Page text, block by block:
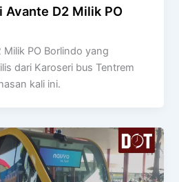
Avante D2 Milik PO
PO Borlindo yang
dari Karoseri bus Tentrem
kali ini.